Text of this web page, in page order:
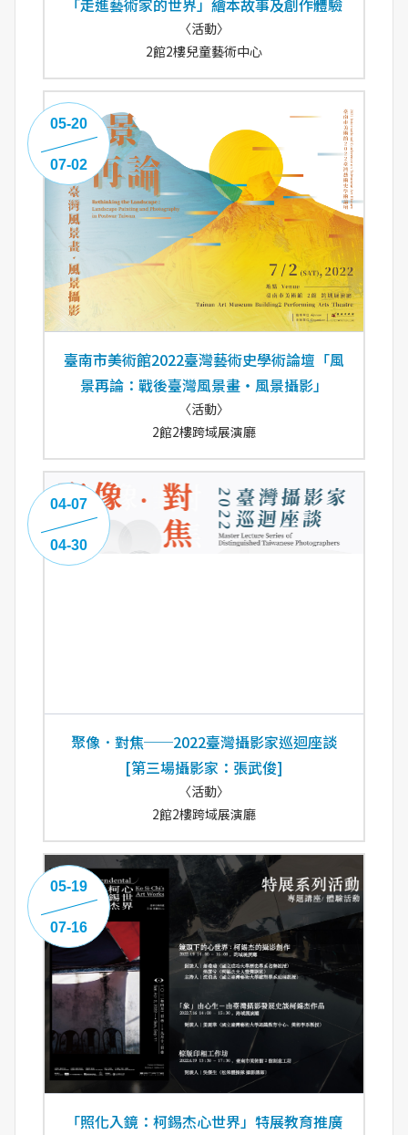
〈活動〉
2館2樓兒童藝術中心
臺南市美術館2022臺灣藝術史學術論壇「風
景再論：戰後臺灣風景畫‧風景攝影」
〈活動〉
2館2樓跨域展演廳
05-20
07-02
聚像．對焦──2022臺灣攝影家巡迴座談
[第三場攝影家：張武俊]
〈活動〉
2館2樓跨域展演廳
04-07
04-30
「照化入鏡：柯錫杰心世界」特展教育推廣
05-19
07-16